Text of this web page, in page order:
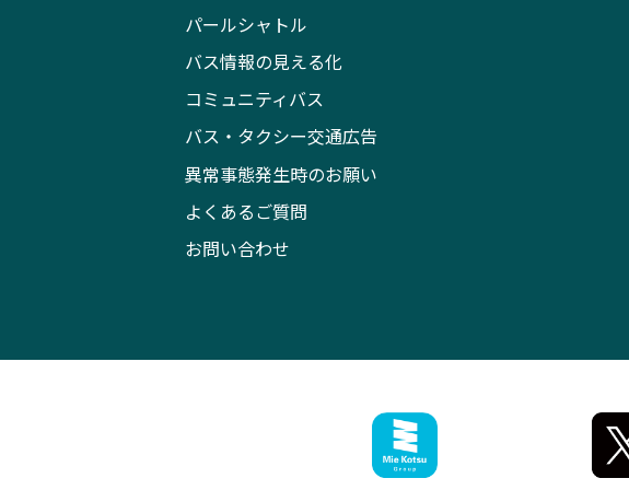
パールシャトル
バス情報の見える化
コミュニティバス
バス・タクシー交通広告
異常事態発生時のお願い
よくあるご質問
お問い合わせ